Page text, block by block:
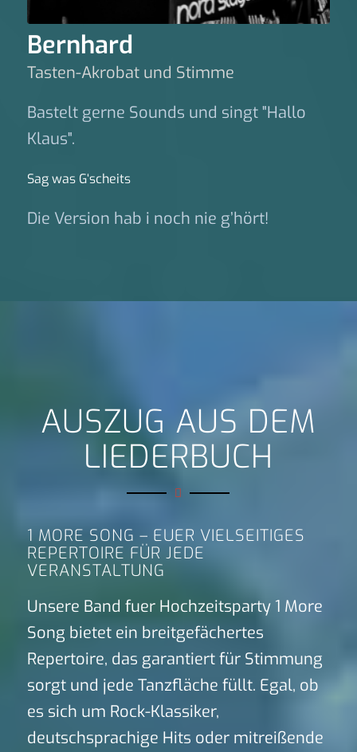
Bernhard
Tasten-Akrobat und Stimme
Bastelt gerne Sounds und singt "Hallo
Klaus".
Sag was G‘scheits
Die Version hab i noch nie g’hört!
AUSZUG AUS DEM
LIEDERBUCH
1 MORE SONG – EUER VIELSEITIGES
REPERTOIRE FÜR JEDE
VERANSTALTUNG
Unsere Band fuer Hochzeitsparty 1 More
Song bietet ein breitgefächertes
Repertoire, das garantiert für Stimmung
sorgt und jede Tanzfläche füllt. Egal, ob
es sich um Rock-Klassiker,
deutschsprachige Hits oder mitreißende